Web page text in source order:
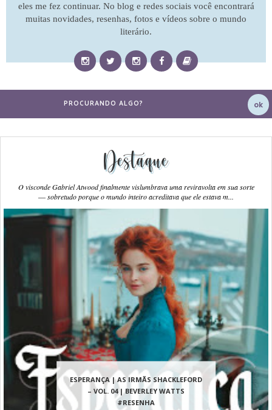
eles me fez continuar. No blog e redes sociais você encontrará
muitas novidades, resenhas, fotos e vídeos sobre o mundo
literário.
Destaque
ESPERANÇA | AS IRMÃS SHACKLEFORD
– VOL. 04 | BEVERLEY WATTS
#RESENHA
O visconde Gabriel Atwood finalmente vislumbrava uma reviravolta em sua sorte
― sobretudo porque o mundo inteiro acreditava que ele estava m...